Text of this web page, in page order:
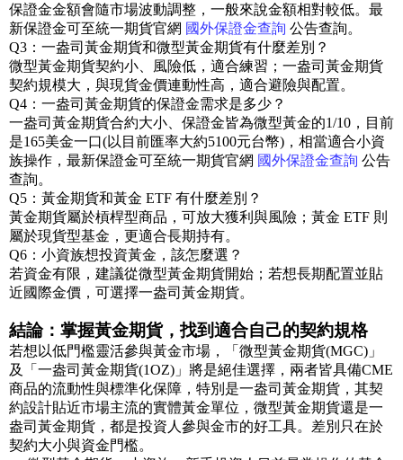
保證金金額會隨市場波動調整，一般來說金額相對較低。最
新保證金可至統一期貨官網 國外保證金查詢 公告查詢。
Q3：一盎司黃金期貨和微型黃金期貨有什麼差別？
微型黃金期貨契約小、風險低，適合練習；一盎司黃金期貨
契約規模大，與現貨金價連動性高，適合避險與配置。
Q4：一盎司黃金期貨的保證金需求是多少？
一盎司黃金期貨合約大小、保證金皆為微型黃金的1/10，目前
是165美金一口(以目前匯率大約5100元台幣)，相當適合小資
族操作，最新保證金可至統一期貨官網 國外保證金查詢 公告
查詢。
Q5：黃金期貨和黃金 ETF 有什麼差別？
黃金期貨屬於槓桿型商品，可放大獲利與風險；黃金 ETF 則
屬於現貨型基金，更適合長期持有。
Q6：小資族想投資黃金，該怎麼選？
若資金有限，建議從微型黃金期貨開始；若想長期配置並貼
近國際金價，可選擇一盎司黃金期貨。
結論：掌握黃金期貨，找到適合自己的契約規格
若想以低門檻靈活參與黃金市場，「微型黃金期貨(MGC)」
及「一盎司黃金期貨(1OZ)」將是絕佳選擇，兩者皆具備CME
商品的流動性與標準化保障，特別是一盎司黃金期貨，其契
約設計貼近市場主流的實體黃金單位，微型黃金期貨還是一
盎司黃金期貨，都是投資人參與金市的好工具。差別只在於
契約大小與資金門檻。